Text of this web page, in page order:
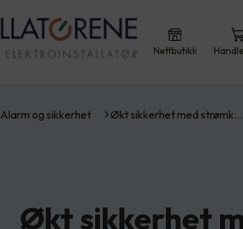
Nettbutikk
Alarm og sikkerhet Økt sikkerhet med strømk…
Økt sikkerhet